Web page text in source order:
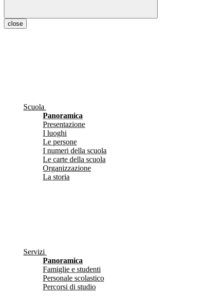
close
Scuola
Panoramica
Presentazione
I luoghi
Le persone
I numeri della scuola
Le carte della scuola
Organizzazione
La storia
Servizi
Panoramica
Famiglie e studenti
Personale scolastico
Percorsi di studio